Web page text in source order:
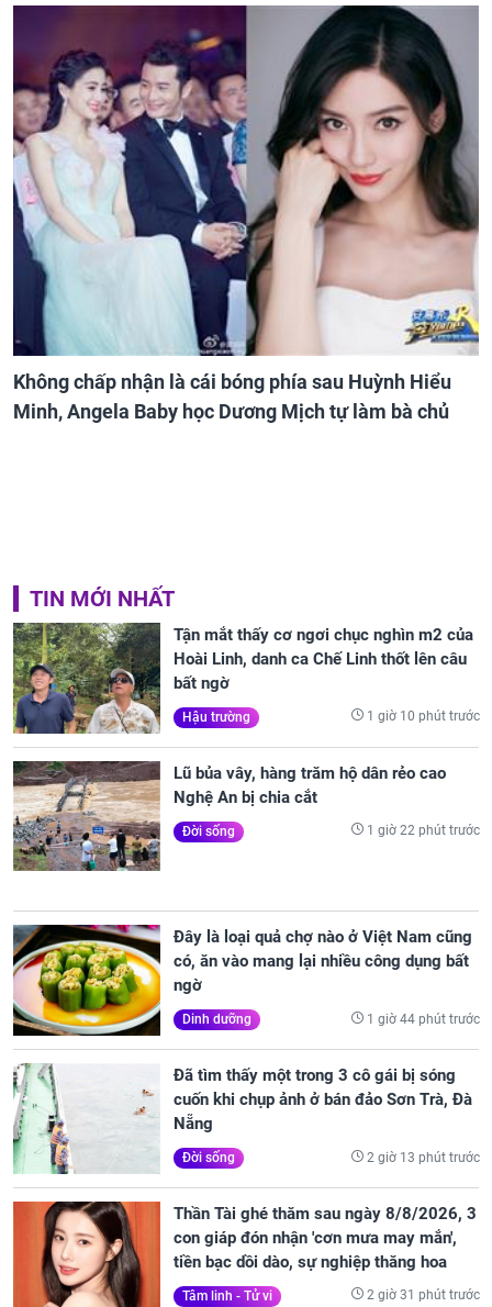
Không chấp nhận là cái bóng phía sau Huỳnh Hiểu
Minh, Angela Baby học Dương Mịch tự làm bà chủ
TIN MỚI NHẤT
Tận mắt thấy cơ ngơi chục nghìn m2 của
Hoài Linh, danh ca Chế Linh thốt lên câu
bất ngờ
Hậu trường 1 giờ 10 phút trước
Lũ bủa vây, hàng trăm hộ dân rẻo cao
Nghệ An bị chia cắt
Đời sống 1 giờ 22 phút trước
Đây là loại quả chợ nào ở Việt Nam cũng
có, ăn vào mang lại nhiều công dụng bất
ngờ
Dinh dưỡng 1 giờ 44 phút trước
Đã tìm thấy một trong 3 cô gái bị sóng
cuốn khi chụp ảnh ở bán đảo Sơn Trà, Đà
Nẵng
Đời sống 2 giờ 13 phút trước
Thần Tài ghé thăm sau ngày 8/8/2026, 3
con giáp đón nhận 'cơn mưa may mắn',
tiền bạc dồi dào, sự nghiệp thăng hoa
Tâm linh - Tử vi 2 giờ 31 phút trước